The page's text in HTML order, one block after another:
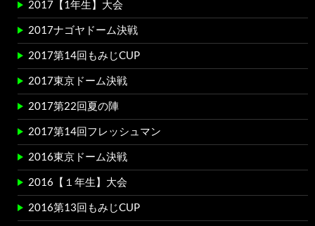
2017【1年生】大会
2017ナゴヤドーム決戦
2017第14回もみじCUP
2017東京ドーム決戦
2017第22回夏の陣
2017第14回フレッシュマン
2016東京ドーム決戦
2016【１年生】大会
2016第13回もみじCUP